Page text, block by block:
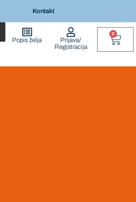
Kontakt
Popis želja
Prijava/
Registracija
0